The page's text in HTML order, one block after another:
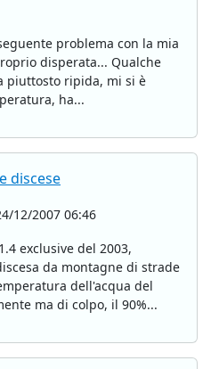
problema con la mia
disperata... Qualche
piuttosto ripida, mi si è
ha...
discese
12/2007 06:46
exclusive del 2003,
da montagne di strade
dell'acqua del
ma di colpo, il 90%...